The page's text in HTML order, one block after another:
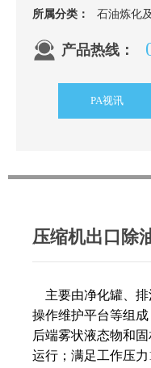
所属分类： 石油炼化
产品热线：
PA视讯
压缩机出口除
主要由净化罐 、
操作维护平台等组成
后端雾状液态物和
运行 ；满足工作压力